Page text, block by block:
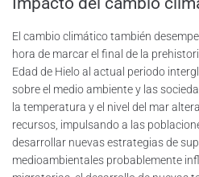
El cambio climático también
hora de marcar el final de la
Edad de Hielo al actual periodo
sobre el medio ambiente y las
la temperatura y el nivel del mar
recursos, impulsando a las
desarrollar nuevas estrategias de
medioambientales probablemente